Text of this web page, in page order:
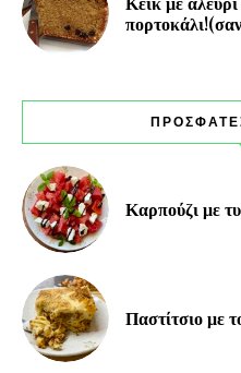
Καρπούζι με
Παστίτσιο με